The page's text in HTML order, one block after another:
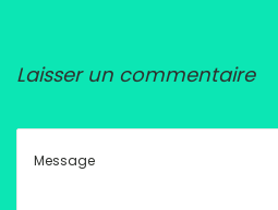
Laisser un commentaire